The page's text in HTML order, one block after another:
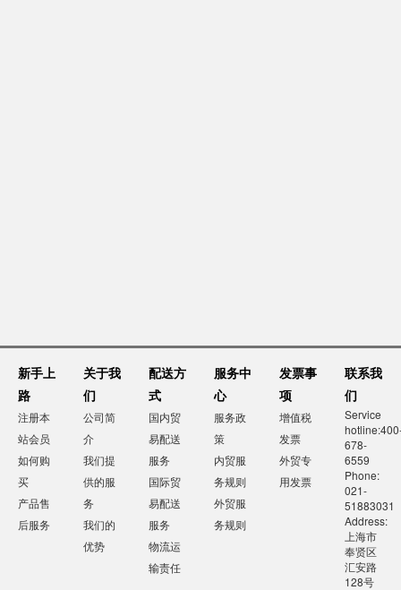
新手上
路
注册本
站会员
如何购
买
产品售
后服务
关于我
们
公司简
介
我们提
供的服
务
我们的
优势
配送方
式
国内贸
易配送
服务
国际贸
易配送
服务
物流运
输责任
服务中
心
服务政
策
内贸服
务规则
外贸服
务规则
发票事
项
增值税
发票
外贸专
用发票
联系我
们
Service
678-
6559
Phone:
021-
51883031
Address:
上海市
奉贤区
汇安路
128号